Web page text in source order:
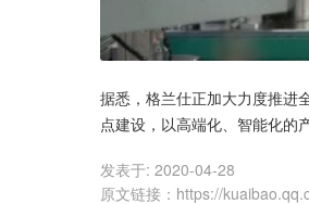
据悉，格兰仕正加大力度推进
点建设，以高端化、智能化的
发表于: 2020-04-28
原文链接 ： https://